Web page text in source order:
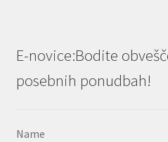
E-novice:Bodite
posebnih ponudbah!
Name